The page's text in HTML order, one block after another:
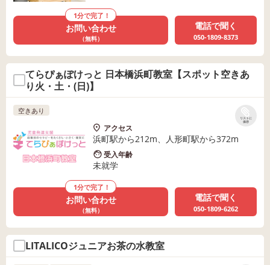
1分で完了！
お問い合わせ
（無料）
電話で聞く
050-1809-8373
てらぴぁぽけっと 日本橋浜町教室【スポット空きあ
り火・土・(日)】
リストに
保存
空きあり
アクセス
浜町駅から212m、人形町駅から372m
受入年齢
未就学
1分で完了！
お問い合わせ
（無料）
電話で聞く
050-1809-6262
LITALICOジュニアお茶の水教室